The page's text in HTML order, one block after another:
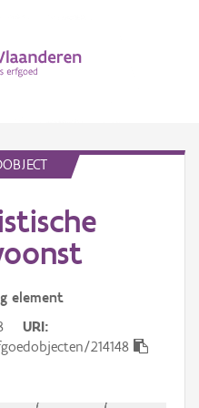
element
URI
214148